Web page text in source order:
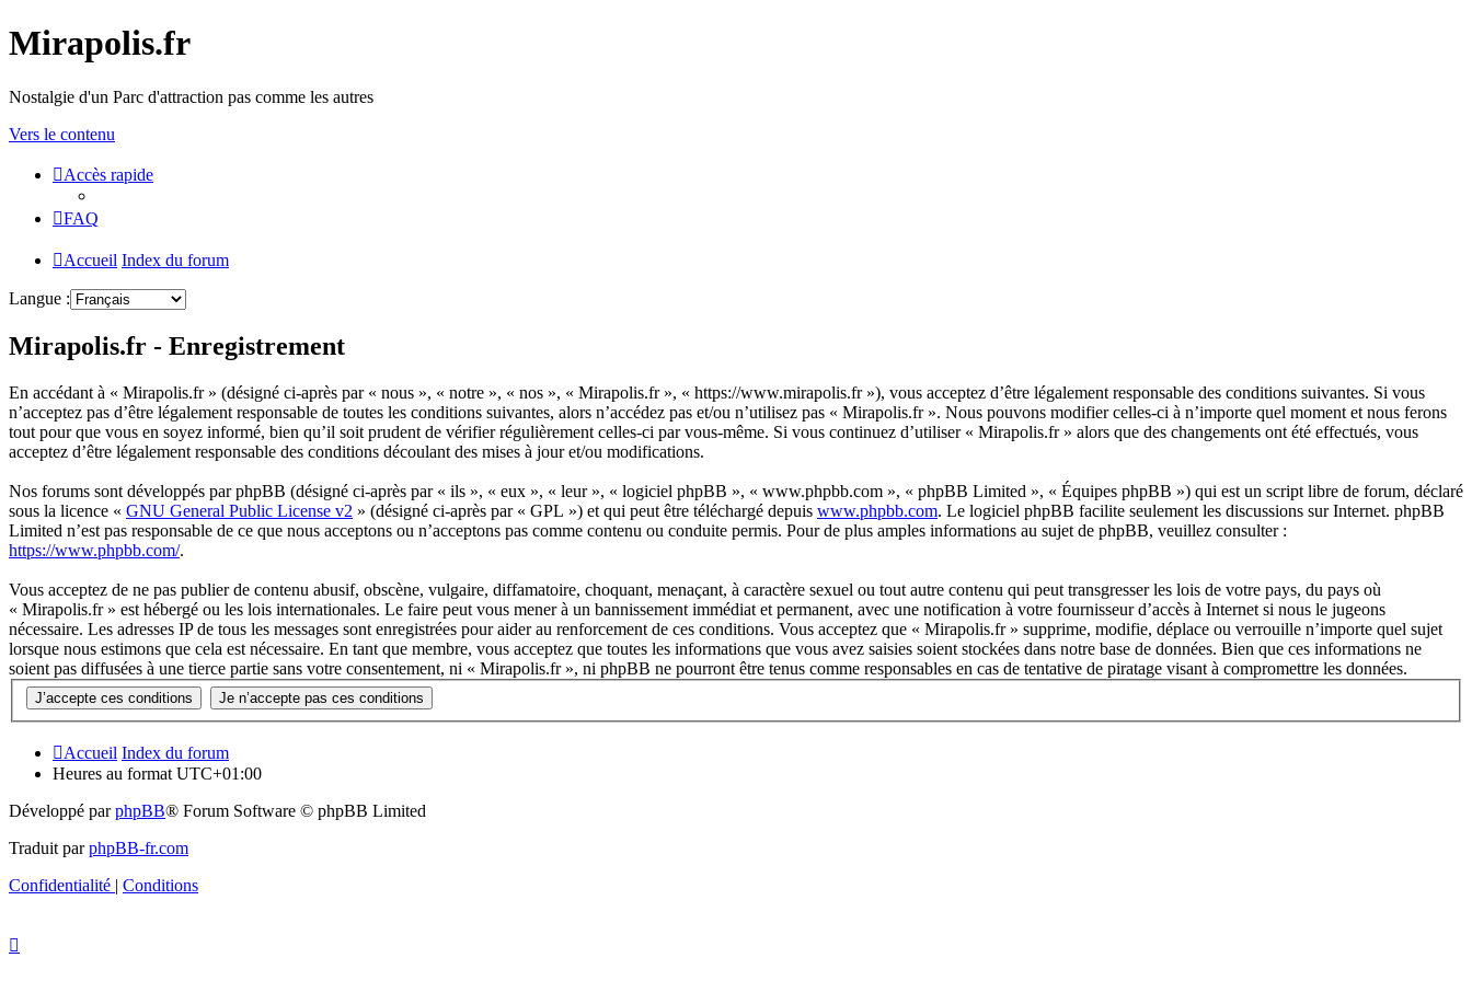
Mirapolis.fr
Nostalgie d'un Parc d'attraction pas comme les autres
Vers le contenu
Accès rapide
FAQ
Accueil Index du forum
Langue :
Mirapolis.fr - Enregistrement
En accédant à « Mirapolis.fr » (désigné ci-après par « nous », « notre », « nos », « Mirapolis.fr », « https://www.mirapolis.fr »), vous acceptez d’être légalement responsable des conditions suivantes. Si vous
n’acceptez pas d’être légalement responsable de toutes les conditions suivantes, alors n’accédez pas et/ou n’utilisez pas « Mirapolis.fr ». Nous pouvons modifier celles-ci à n’importe quel moment et nous ferons
tout pour que vous en soyez informé, bien qu’il soit prudent de vérifier régulièrement celles-ci par vous-même. Si vous continuez d’utiliser « Mirapolis.fr » alors que des changements ont été effectués, vous
acceptez d’être légalement responsable des conditions découlant des mises à jour et/ou modifications.
Nos forums sont développés par phpBB (désigné ci-après par « ils », « eux », « leur », « logiciel phpBB », « www.phpbb.com », « phpBB Limited », « Équipes phpBB ») qui est un script libre de forum, déclaré
sous la licence « GNU General Public License v2 » (désigné ci-après par « GPL ») et qui peut être téléchargé depuis www.phpbb.com. Le logiciel phpBB facilite seulement les discussions sur Internet. phpBB
Limited n’est pas responsable de ce que nous acceptons ou n’acceptons pas comme contenu ou conduite permis. Pour de plus amples informations au sujet de phpBB, veuillez consulter :
https://www.phpbb.com/.
Vous acceptez de ne pas publier de contenu abusif, obscène, vulgaire, diffamatoire, choquant, menaçant, à caractère sexuel ou tout autre contenu qui peut transgresser les lois de votre pays, du pays où
« Mirapolis.fr » est hébergé ou les lois internationales. Le faire peut vous mener à un bannissement immédiat et permanent, avec une notification à votre fournisseur d’accès à Internet si nous le jugeons
nécessaire. Les adresses IP de tous les messages sont enregistrées pour aider au renforcement de ces conditions. Vous acceptez que « Mirapolis.fr » supprime, modifie, déplace ou verrouille n’importe quel sujet
lorsque nous estimons que cela est nécessaire. En tant que membre, vous acceptez que toutes les informations que vous avez saisies soient stockées dans notre base de données. Bien que ces informations ne
soient pas diffusées à une tierce partie sans votre consentement, ni « Mirapolis.fr », ni phpBB ne pourront être tenus comme responsables en cas de tentative de piratage visant à compromettre les données.
Accueil Index du forum
Heures au format UTC+01:00
Développé parphpBB® Forum Software © phpBB Limited
Traduit parphpBB-fr.com
Confidentialité | Conditions